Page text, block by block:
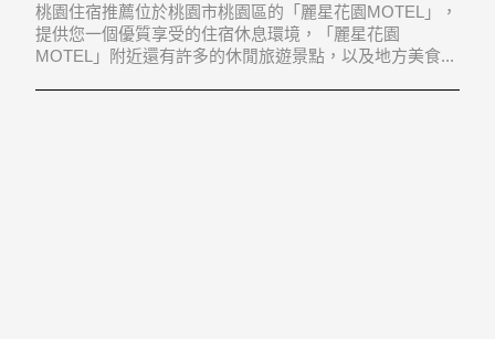
桃園住宿推薦位於桃園市桃園區的「麗星花園MOTEL」，
提供您一個優質享受的住宿休息環境，「麗星花園
MOTEL」附近還有許多的休閒旅遊景點，以及地方美食...